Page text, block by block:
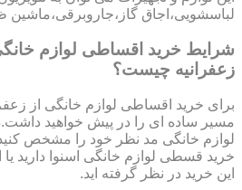
لباسشویی،اجاق
شرایط خرید اقساطی لوازم
زعفرانیه چیست؟
برای خرید اقساطی لوازم خانگی از
مسیر ساده ای را در پیش خواهید
لوازم خانگی مد نظر خود را مشخص
خرید قسطی لوازم خانگی اسنوا دارید
این خرید در نظر گرفته اید.